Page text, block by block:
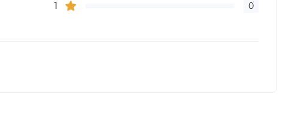
1
0